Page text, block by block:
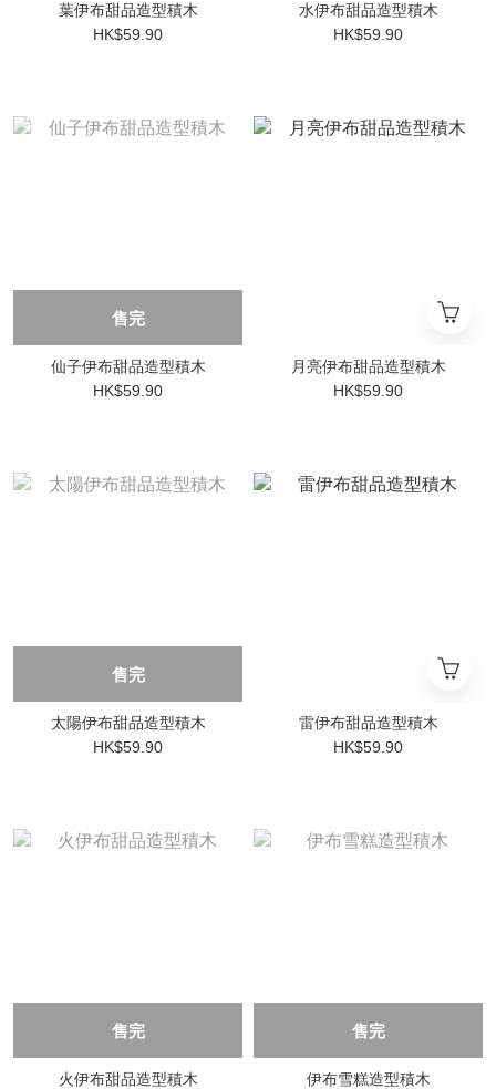
葉伊布甜品造型積木
HK$59.90
水伊布甜品造型積木
HK$59.90
售完
仙子伊布甜品造型積木
HK$59.90
月亮伊布甜品造型積木
HK$59.90
售完
太陽伊布甜品造型積木
HK$59.90
雷伊布甜品造型積木
HK$59.90
售完
火伊布甜品造型積木
售完
伊布雪糕造型積木